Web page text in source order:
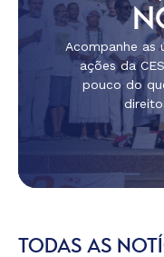
Acompanhe as
ações da
pouco do
TODAS AS